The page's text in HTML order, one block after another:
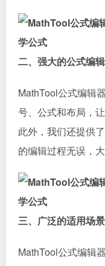
二、强大的公式编
MathTool公式编辑
号、公式和布局，
此外，我们还提供
的编辑过程无误，
三、广泛的适用场景
MathTool公式编辑